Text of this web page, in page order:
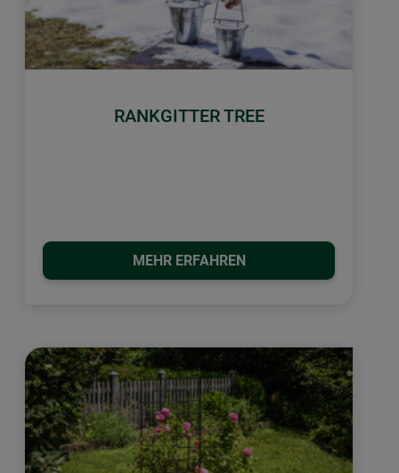
RANKGITTER TREE
MEHR ERFAHREN